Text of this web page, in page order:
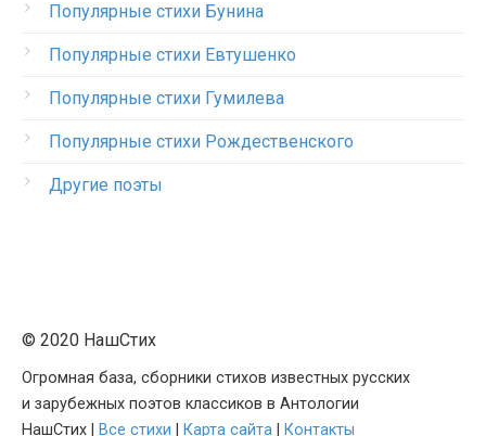
Популярные стихи Бунина
Популярные стихи Евтушенко
Популярные стихи Гумилева
Популярные стихи Рождественского
Другие поэты
© 2020 НашСтих
Огромная база, сборники стихов известных русских
и зарубежных поэтов классиков в Антологии
НашСтих |
Все стихи Карта сайта Контакты